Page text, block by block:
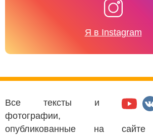
Я в Instagram
Все тексты и
фотографии,
опубликованные на сайте